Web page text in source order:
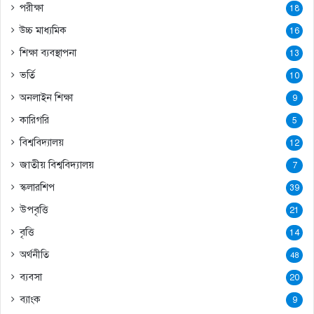
পরীক্ষা 18
উচ্চ মাধ্যমিক 16
শিক্ষা ব্যবস্থাপনা 13
ভর্তি 10
অনলাইন শিক্ষা 9
কারিগরি 5
বিশ্ববিদ্যালয় 12
জাতীয় বিশ্ববিদ্যালয় 7
স্কলারশিপ 39
উপবৃত্তি 21
বৃত্তি 14
অর্থনীতি 48
ব্যবসা 20
ব্যাংক 9